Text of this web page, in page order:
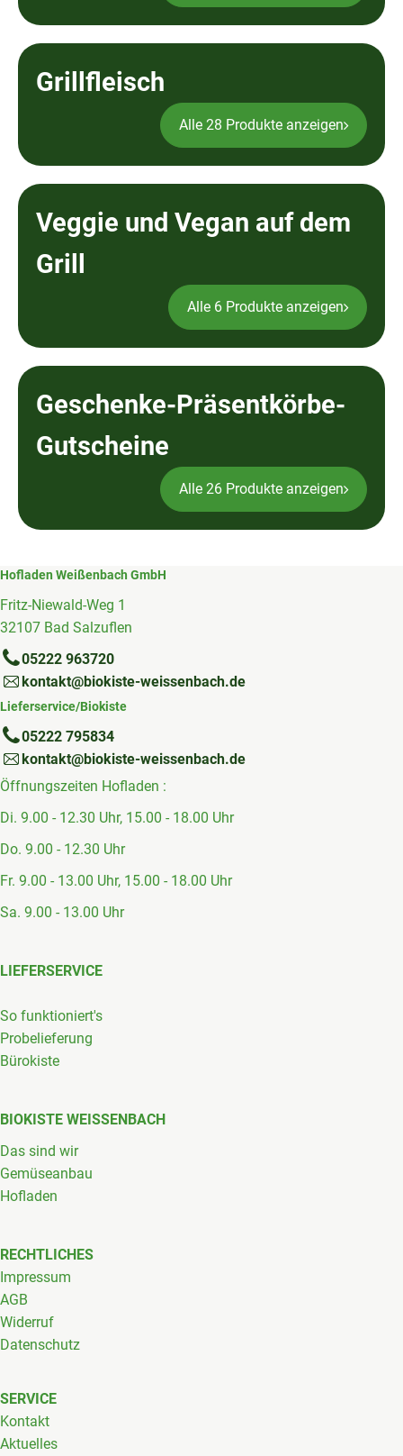
Grillfleisch
Alle 28 Produkte anzeigen
Veggie und Vegan auf dem
Grill
Alle 6 Produkte anzeigen
Geschenke-Präsentkörbe-
Gutscheine
Alle 26 Produkte anzeigen
Hofladen Weißenbach GmbH
Fritz-Niewald-Weg 1
32107 Bad Salzuflen
05222 963720
kontakt@biokiste-weissenbach.de
Lieferservice/Biokiste
05222 795834
kontakt@biokiste-weissenbach.de
Öffnungszeiten Hofladen :
Di. 9.00 - 12.30 Uhr, 15.00 - 18.00 Uhr
Do. 9.00 - 12.30 Uhr
Fr. 9.00 - 13.00 Uhr, 15.00 - 18.00 Uhr
Sa. 9.00 - 13.00 Uhr
LIEFERSERVICE
So funktioniert's
Probelieferung
Bürokiste
BIOKISTE WEISSENBACH
Das sind wir
Gemüseanbau
Hofladen
RECHTLICHES
Impressum
AGB
Widerruf
Datenschutz
SERVICE
Kontakt
Aktuelles